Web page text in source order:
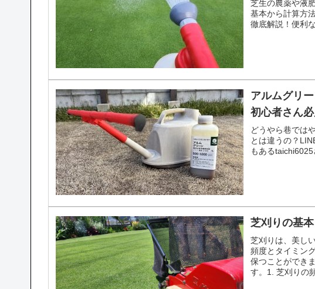
芝生の農薬や液
基本から計算方
徹底解説！便利
アルムグリ
初心者さん
どうやら巷では
とは違うの？
もある
芝刈りの基
芝刈りは、美し
頻度とタイミン
保つことができ
す。1. 芝刈りの